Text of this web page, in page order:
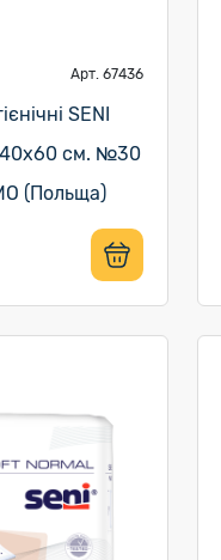
Арт. 67436
SENI
40х60 см. №30
(Польща)